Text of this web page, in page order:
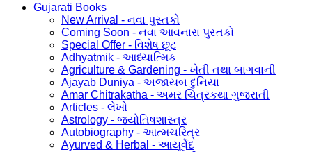
Gujarati Books
New Arrival - નવા પુસ્તકો
Coming Soon - નવા આવનારા પુસ્તકો
Special Offer - વિશેષ છૂટ
Adhyatmik - આધ્યાત્મિક
Agriculture & Gardening - ખેતી તથા બાગવાની
Ajayab Duniya - અજાયબ દુનિયા
Amar Chitrakatha - અમર ચિત્રકથા ગુજરાતી
Articles - લેખો
Astrology - જ્યોતિષશાસ્ત્ર
Autobiography - આત્મચરિત્ર
Ayurved & Herbal - આયૂર્વેદ